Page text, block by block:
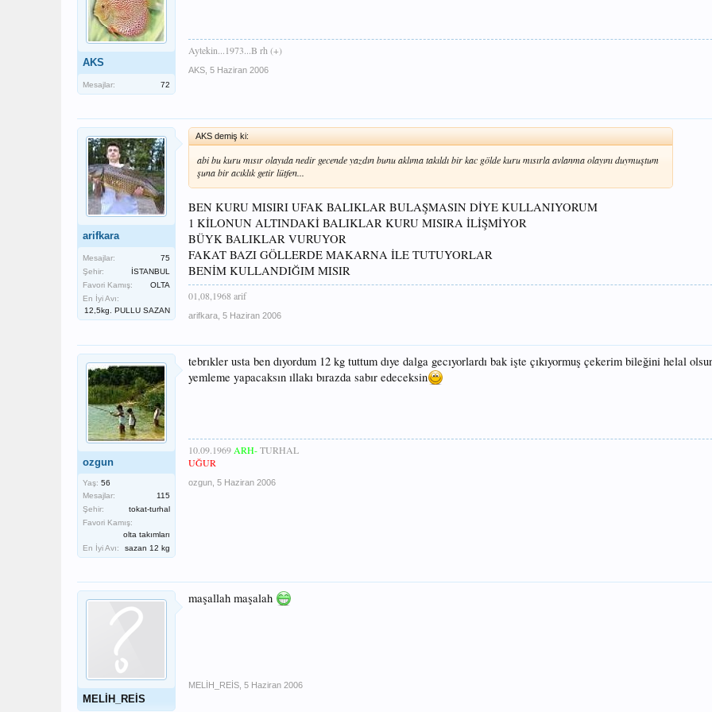
AKS
Mesajlar: 72
Aytekin...1973...B rh (+)
AKS 5 Haziran 2006
arifkara
Mesajlar:
75
Şehir:
İSTANBUL
Favori Kamış:
OLTA
En İyi Avı:
12,5kg. PULLU SAZAN
AKS demiş ki:
abi bu kuru mısır olayıda nedir gecende yazdın bunu aklıma takıldı bir kac gölde kuru mısırla avlanma olayını duymuştum
şuna bir acıklık getir lütfen...
BEN KURU MISIRI UFAK BALIKLAR BULAŞMASIN DİYE KULLANIYORUM
1 KİLONUN ALTINDAKİ BALIKLAR KURU MISIRA İLİŞMİYOR
BÜYK BALIKLAR VURUYOR
FAKAT BAZI GÖLLERDE MAKARNA İLE TUTUYORLAR
BENİM KULLANDIĞIM MISIR
01,08,1968 arif
arifkara 5 Haziran 2006
ozgun
Yaş: 56
Mesajlar:
115
Şehir:
tokat-turhal
Favori Kamış:
olta takımları
En İyi Avı:
sazan 12 kg
tebrıkler usta ben dıyordum 12 kg tuttum dıye dalga gecıyorlardı bak işte çıkıyormuş çekerim bileğini helal
yemleme yapacaksın ıllakı bırazda sabır edeceksin
10.09.1969ARH-TURHAL
UĞUR
ozgun 5 Haziran 2006
MELİH_REİS
maşallah maşalah
MELİH_REİS 5 Haziran 2006